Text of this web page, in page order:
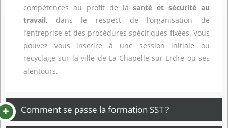
compétences au profit de lasanté et sécurité au
travail, dans le respect de l’organisation de
l’entreprise et des procédures spécifiques fixées. Vous
pouvez vous inscrire à une session initiale ou
recyclage sur la ville de La Chapelle-sur-Erdre ou ses
alentours.
Comment se passe la formation SST ?